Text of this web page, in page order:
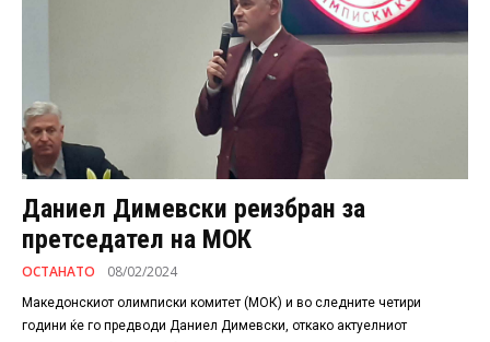
Даниел Димевски реизбран за
претседател на МОК
ОСТАНАТО 08/02/2024
Македонскиот олимписки комитет (МОК) и во следните четири
години ќе го предводи Даниел Димевски, откако актуелниот